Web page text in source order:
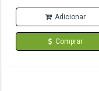
Adicionar
Comprar